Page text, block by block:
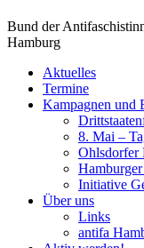
Bund der
Hamburg
Aktuelles
Termine
Kampagnen und
8. Mai –
Ohlsdorfer
Initiative
Über uns
Links
antifa